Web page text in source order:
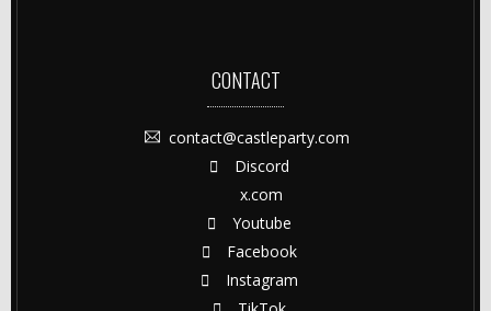
CONTACT
contact@castleparty.com
Discord
x.com
Youtube
Facebook
Instagram